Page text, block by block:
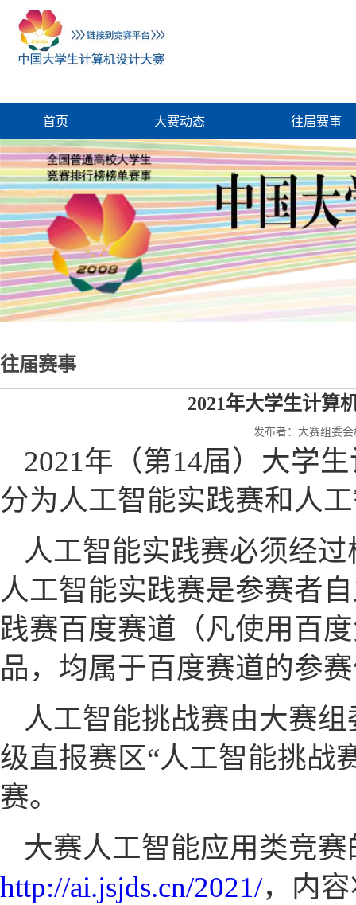
首页 大赛动态 往届赛事
往届赛事
2021年大学生计算
发布者：大赛组委
2021年（第14届）大学
分为人工智能实践赛和人
人工智能实践赛必须经
人工智能实践赛是参赛者
践赛百度赛道（凡使用百
品，均属于百度赛道的参
人工智能挑战赛由大赛
级直报赛区“人工智能挑战
赛。
大赛人工智能应用类竞
http://ai.jsjds.cn/2021/，内